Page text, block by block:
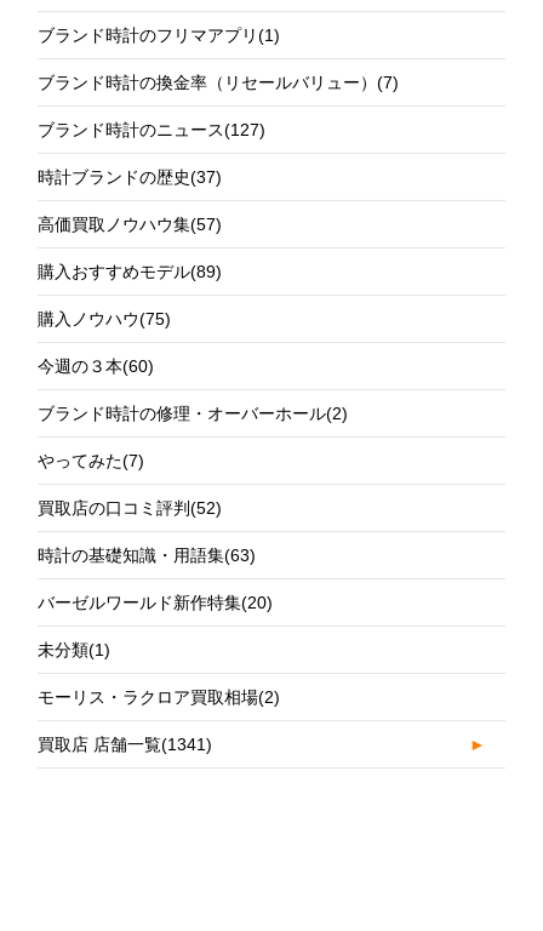
ブランド時計のフリマアプリ(1)
ブランド時計の換金率（リセールバリュー）(7)
ブランド時計のニュース(127)
時計ブランドの歴史(37)
高価買取ノウハウ集(57)
購入おすすめモデル(89)
購入ノウハウ(75)
今週の３本(60)
ブランド時計の修理・オーバーホール(2)
やってみた(7)
買取店の口コミ評判(52)
時計の基礎知識・用語集(63)
バーゼルワールド新作特集(20)
未分類(1)
モーリス・ラクロア買取相場(2)
買取店 店舗一覧(1341) ►